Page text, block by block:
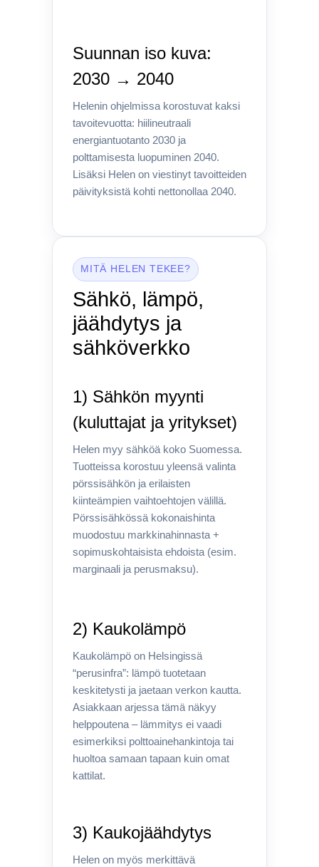
Suunnan iso kuva:
2030 → 2040
Helenin ohjelmissa korostuvat kaksi
tavoitevuotta: hiilineutraali
energiantuotanto 2030 ja
polttamisesta luopuminen 2040.
Lisäksi Helen on viestinyt tavoitteiden
päivityksistä kohti nettonollaa 2040.
MITÄ HELEN TEKEE?
Sähkö, lämpö,
jäähdytys ja
sähköverkko
1) Sähkön myynti
(kuluttajat ja yritykset)
Helen myy sähköä koko Suomessa.
Tuotteissa korostuu yleensä valinta
pörssisähkön ja erilaisten
kiinteämpien vaihtoehtojen välillä.
Pörssisähkössä kokonaishinta
muodostuu markkinahinnasta +
sopimuskohtaisista ehdoista (esim.
marginaali ja perusmaksu).
2) Kaukolämpö
Kaukolämpö on Helsingissä
“perusinfra”: lämpö tuotetaan
keskitetysti ja jaetaan verkon kautta.
Asiakkaan arjessa tämä näkyy
helppoutena – lämmitys ei vaadi
esimerkiksi polttoainehankintoja tai
huoltoa samaan tapaan kuin omat
kattilat.
3) Kaukojäähdytys
Helen on myös merkittävä